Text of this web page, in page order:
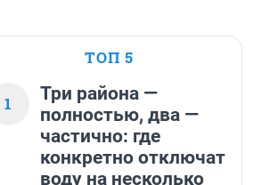
ТОП 5
1
Три района —
полностью, два —
частично: где
конкретно отключат
воду на несколько